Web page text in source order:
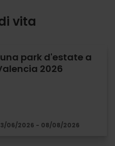
vita
park d'estate a
2026
06/2026 - 08/08/2026